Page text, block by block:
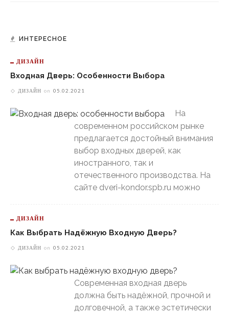
ИНТЕРЕСНОЕ
ДИЗАЙН
Входная Дверь: Особенности Выбора
ДИЗАЙН on 05.02.2021
На
современном российском рынке
предлагается достойный внимания
выбор входных дверей, как
иностранного, так и
отечественного производства. На
сайте dveri-kondor.spb.ru можно
ДИЗАЙН
Как Выбрать Надёжную Входную Дверь?
ДИЗАЙН on 05.02.2021
Современная входная дверь
должна быть надёжной, прочной и
долговечной, а также эстетически